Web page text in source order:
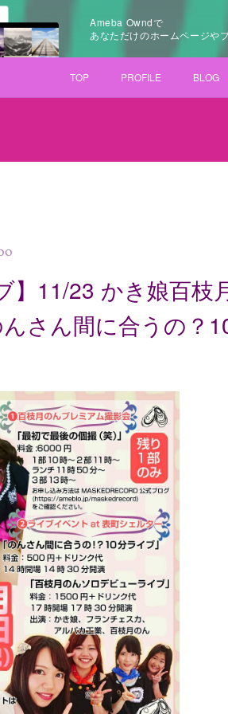
Ameba Owndで
あなただけのホームページや
TOP PROFILE BLOG
】11/23 かき娘百枝
さん間に合うの？